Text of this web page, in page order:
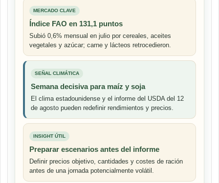
MERCADO CLAVE
Índice FAO en 131,1 puntos
Subió 0,6% mensual en julio por cereales, aceites
vegetales y azúcar; carne y lácteos retrocedieron.
SEÑAL CLIMÁTICA
Semana decisiva para maíz y soja
El clima estadounidense y el informe del USDA del 12
de agosto pueden redefinir rendimientos y precios.
INSIGHT ÚTIL
Preparar escenarios antes del informe
Definir precios objetivo, cantidades y costes de ración
antes de una jornada potencialmente volátil.